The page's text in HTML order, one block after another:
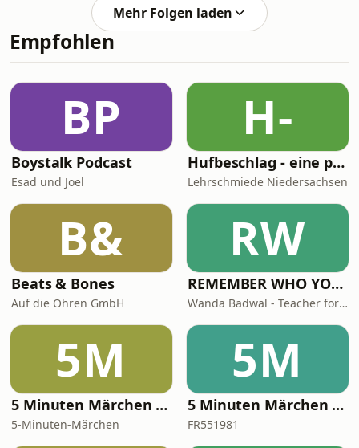
bringen viele Infos Geschlossene
Fragen → liefern klare Fakten
(Ja/Nein) Suggestivfragen → lenken
die Antwort (Achtung in der Prüfung!)
richtig verstanden wurde
Entscheidungsfragen → helfen bei
klaren Entscheidungen 👉 Tipp:
Fragete
Mehr Folgen laden
Empfohlen
BP
Boystalk Podcast
Esad und Joel
H-
Hufbeschlag - eine persönliche Betrachtung - NBvH-Podcast - Themen rund um den Huf
Lehrschmiede Niedersachsen
B&
Beats & Bones
Auf die Ohren GmbH
RW
REMEMBER WHO YOU ARE - Wanda Badwal
Wanda Badwal - Teacher for Yoga & Meditation, Author, Speaker
5M
5 Minuten Märchen - Frederik der kleine Fuchs - kurze Hörspiele für kleine Abenteurer
5-Minuten-Märchen
5M
5 Minuten Märchen - Josephine die kleine Maus - kurze Hörspiele für kleine Abenteurer
FR551981